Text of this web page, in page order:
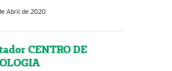
Abril de 2020
CENTRO DE